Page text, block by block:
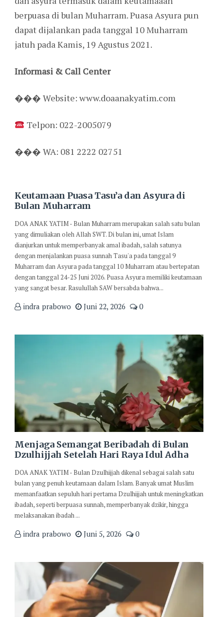
berpuasa di bulan Muharram. Puasa Asyura pun
dapat dijalankan pada tanggal 10 Muharram
jatuh pada Kamis, 19 Agustus 2021.
Informasi & Call Center
��� Website: www.doaanakyatim.com
Telpon: 022-2005079
��� WA: 081 2222 02751
Keutamaan Puasa Tasu’a dan Asyura di
Bulan Muharram
DOA ANAK YATIM - Bulan Muharram merupakan salah satu bulan
yang dimuliakan oleh Allah SWT. Di bulan ini, umat Islam
dianjurkan untuk memperbanyak amal ibadah, salah satunya
dengan menjalankan puasa sunnah Tasu'a pada tanggal 9
Muharram dan Asyura pada tanggal 10 Muharram atau bertepatan
dengan tanggal 24-25 Juni 2026. Puasa Asyura memiliki keutamaan
yang sangat besar. Rasulullah SAW bersabda bahwa...
indra prabowo Juni 22, 2026 0
Menjaga Semangat Beribadah di Bulan
Dzulhijjah Setelah Hari Raya Idul Adha
DOA ANAK YATIM - Bulan Dzulhijjah dikenal sebagai salah satu
bulan yang penuh keutamaan dalam Islam. Banyak umat Muslim
memanfaatkan sepuluh hari pertama Dzulhijjah untuk meningkatkan
ibadah, seperti berpuasa sunnah, memperbanyak dzikir, hingga
melaksanakan ibadah ...
indra prabowo Juni 5, 2026 0